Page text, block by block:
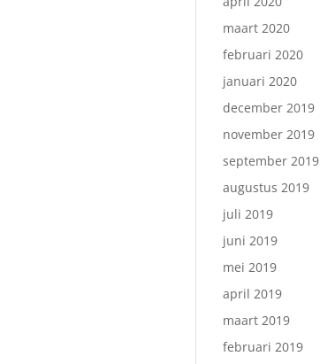
maart 2020
februari 2020
januari 2020
december 2019
november 2019
september 2019
augustus 2019
juli 2019
juni 2019
mei 2019
april 2019
maart 2019
februari 2019